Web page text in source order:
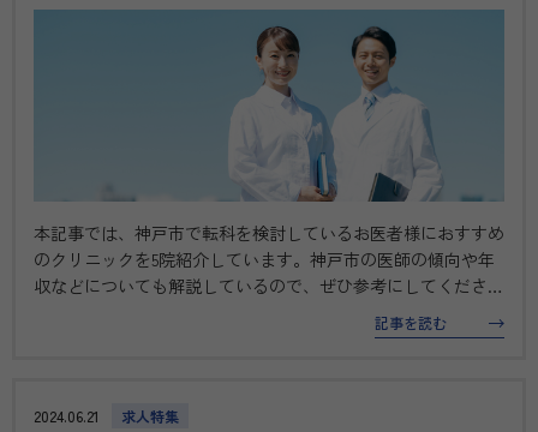
本記事では、神戸市で転科を検討しているお医者様におすすめ
のクリニックを5院紹介しています。神戸市の医師の傾向や年
収などについても解説しているので、ぜひ参考にしてくださ
い。 神戸市の医師の傾向を紹介 兵庫兵庫県の医療施設に従事
する医師数は14,936人であり、全国平均をやや上回りますが、
記事を読む
2024.06.21 求人特集